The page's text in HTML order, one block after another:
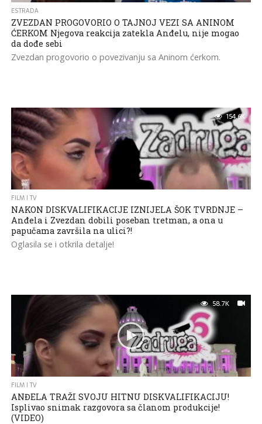
ESTRADA
ZVEZDAN PROGOVORIO O TAJNOJ VEZI SA ANINOM
ĆERKOM Njegova reakcija zatekla Anđelu, nije mogao
da dođe sebi
Zvezdan progovorio o povezivanju sa Aninom ćerkom.
154.6K
FILM I TV
NAKON DISKVALIFIKACIJE IZNIJELA ŠOK TVRDNJE –
Anđela i Zvezdan dobili poseban tretman, a ona u
papučama završila na ulici?!
Oglasila se i otkrila detalje!
58.7K
FILM I TV
ANĐELA TRAŽI SVOJU HITNU DISKVALIFIKACIJU!
Isplivao snimak razgovora sa članom produkcije!
(VIDEO)